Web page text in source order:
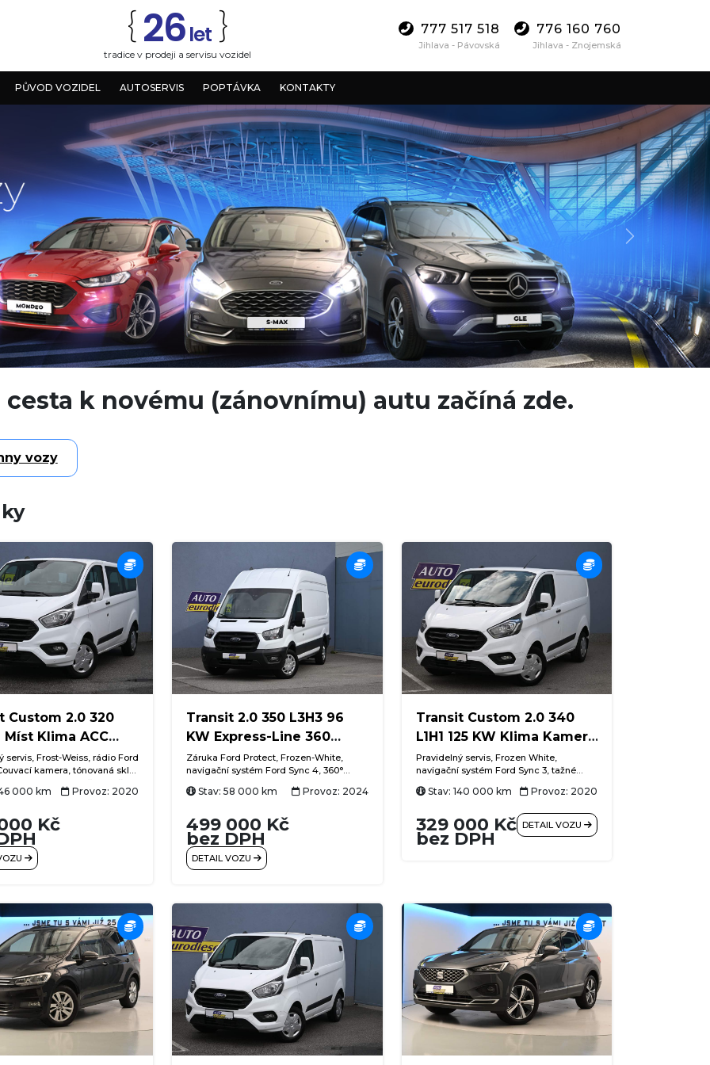
{ 26let }
tradice v prodeji a servisu vozidel
777 517 518
Jihlava - Pávovská
776 160 760
Jihlava - Znojemská
PŮVOD VOZIDEL AUTOSERVIS POPTÁVKA KONTAKTY
Další
cesta k novému (zánovnímu) autu začíná zde.
vozy
Custom 2.0 320
Míst Klima ACC
servis, Frost-Weiss, rádio Ford
kamera, tónovaná skla,
rozvedená do zadní
000 km Provoz: 2020
Kč
Transit 2.0 350 L3H3 96
KW Express-Line 360
kamera
Záruka Ford Protect, Frozen-White,
navigační systém Ford Sync 4, 360°
Paket, Express Line-Paket, Sitz-Paket 15,
Winter-Paket, ACC (adaptivní tempomat)
+ Pre-Collision Assist (systém nouzového
brzdění), bezdrátový Android Auto +
Apple CarPlay, automatické parkování
do řady, výběr jízdních režimů (normální,
Stav: 58 000 km Provoz: 2024
499 000 Kč
bez DPH
DETAIL VOZU
Transit Custom 2.0 340
L1H1 125 KW Klima Kamera
Tažné
Pravidelný servis, Frozen White,
navigační systém Ford Sync 3, tažné
L1H1 nízký + krátký, zadní křídlové dveře
vpředu i vzadu, tempomat, Bluetooth
handsfree, USB, LED denní svícení,
přisvěcování do zatáček, asistent
Stav: 140 000 km Provoz: 2020
329 000 Kč
bez DPH
DETAIL VOZU